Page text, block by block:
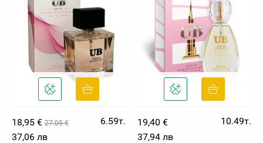
18,95 € 27.05 €
6.59т.
37,06 лв
19,40 €
10.49т.
37,94 лв